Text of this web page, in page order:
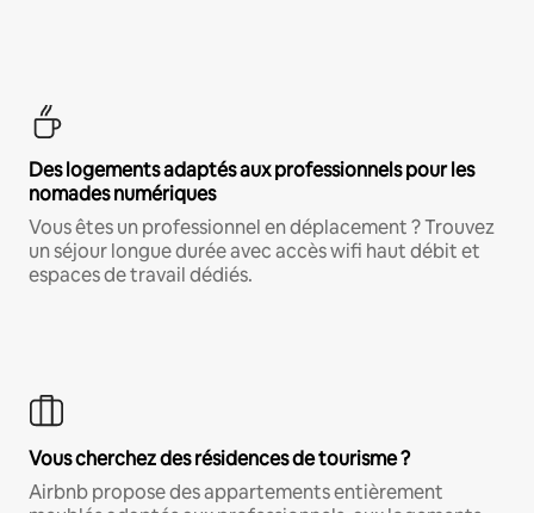
Des logements adaptés aux professionnels pour les
nomades numériques
Vous êtes un professionnel en déplacement ? Trouvez
un séjour longue durée avec accès wifi haut débit et
espaces de travail dédiés.
Vous cherchez des résidences de tourisme ?
Airbnb propose des appartements entièrement